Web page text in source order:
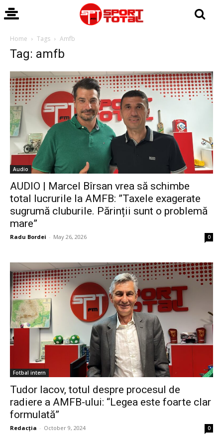
Home Tags Amfb
Tag: amfb
Audio
AUDIO | Marcel Bîrsan vrea să schimbe
total lucrurile la AMFB: ”Taxele exagerate
sugrumă cluburile. Părinții sunt o problemă
mare”
Radu Bordei - May 26, 2026 0
Fotbal intern
Tudor Iacov, totul despre procesul de
radiere a AMFB-ului: “Legea este foarte clar
formulată”
Redacția - October 9, 2024 0